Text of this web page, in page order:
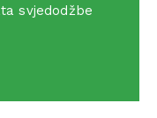
svjedodžbe